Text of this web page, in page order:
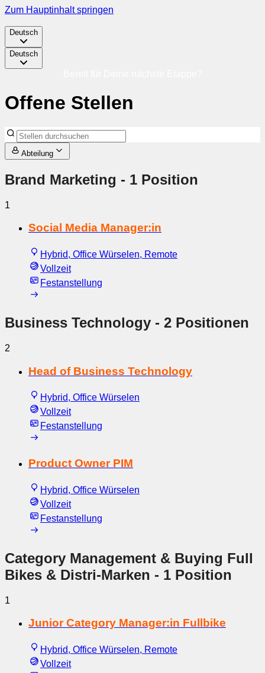
Zum Hauptinhalt springen
Deutsch
Deutsch
Offene Stellen
Abteilung
Brand Marketing - 1 Position
1
Social Media Manager:in
Hybrid, Office Würselen, Remote
Vollzeit
Festanstellung
Business Technology - 2 Positionen
2
Head of Business Technology
Hybrid, Office Würselen
Vollzeit
Festanstellung
Product Owner PIM
Hybrid, Office Würselen
Vollzeit
Festanstellung
Category Management & Buying Full
Bikes & Distri-Marken - 1 Position
1
Junior Category Manager:in Fullbike
Hybrid, Office Würselen, Remote
Vollzeit